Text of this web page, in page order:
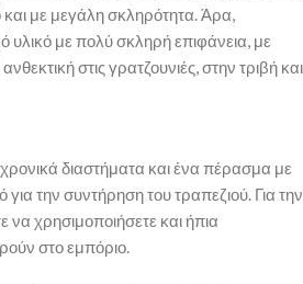
και με μεγάλη σκληρότητα. Άρα,
υλικό με πολύ σκληρή επιφάνεια, με
στις γρατζουνιές, στην τριβή και
διαστήματα και ένα πέρασμα με
για την συντήρηση του τραπεζιού. Για την
να χρησιμοποιήσετε και ήπια
στο εμπόριο.